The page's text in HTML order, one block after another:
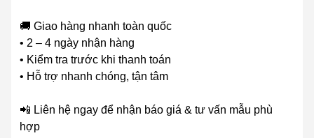
🚚 Giao hàng nhanh toàn quốc
• 2 – 4 ngày nhận hàng
• Kiểm tra trước khi thanh toán
• Hỗ trợ nhanh chóng, tận tâm
📲 Liên hệ ngay để nhận báo giá & tư vấn mẫu phù
hợp